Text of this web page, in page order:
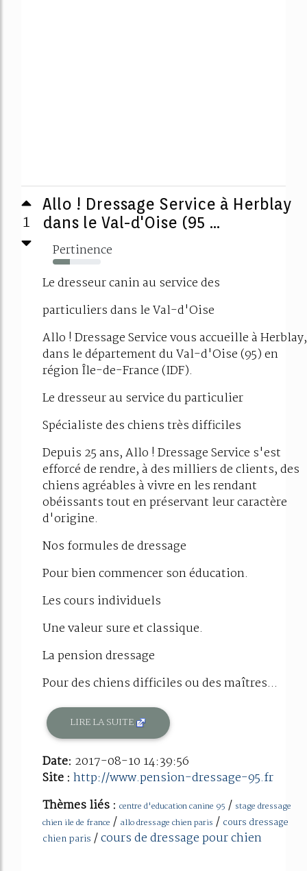
1
Allo ! Dressage Service à Herblay
dans le Val-d'Oise (95 ...
Pertinence
36%
Le dresseur canin au service des
particuliers dans le Val-d'Oise
Allo ! Dressage Service vous accueille à Herblay,
dans le département du Val-d'Oise (95) en
région Île-de-France (IDF).
Le dresseur au service du particulier
Spécialiste des chiens très difficiles
Depuis 25 ans, Allo ! Dressage Service s'est
efforcé de rendre, à des milliers de clients, des
chiens agréables à vivre en les rendant
obéissants tout en préservant leur caractère
d'origine.
Nos formules de dressage
Pour bien commencer son éducation.
Les cours individuels
Une valeur sure et classique.
La pension dressage
Pour des chiens difficiles ou des maîtres...
LIRE LA SUITE
Date: 2017-08-10 14:39:56
Site : http://www.pension-dressage-95.fr
Thèmes liés : centre d'education canine 95 / stage dressage
chien ile de france / allo dressage chien paris / cours dressage
chien paris /cours de dressage pour chien